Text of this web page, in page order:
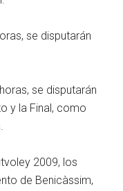
se disputarán
se disputarán
y la Final, como
2009, los
de Benicàssim,